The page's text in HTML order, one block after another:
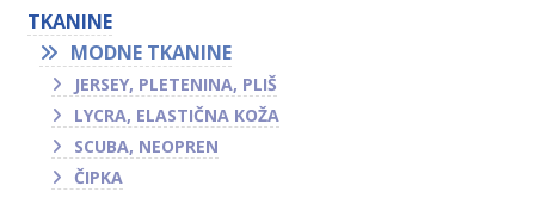
TKANINE
MODNE TKANINE
JERSEY, PLETENINA, PLIŠ
LYCRA, ELASTIČNA KOŽA
SCUBA, NEOPREN
ČIPKA